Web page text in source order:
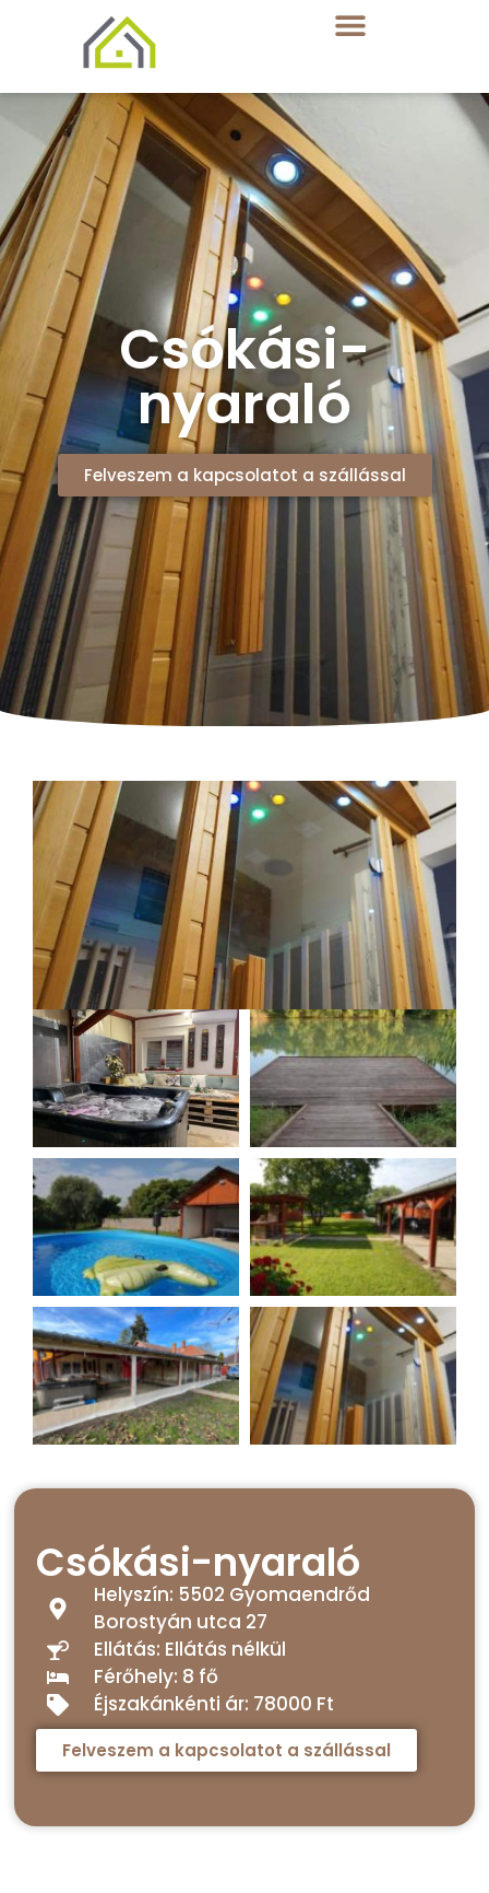
Csókási-
nyaraló
Felveszem a kapcsolatot a szállással
Csókási-nyaraló
Helyszín: 5502 Gyomaendrőd
Borostyán utca 27
Ellátás: Ellátás nélkül
Férőhely: 8 fő
Éjszakánkénti ár: 78000 Ft
Felveszem a kapcsolatot a szállással